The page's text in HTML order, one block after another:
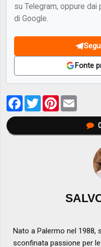
su Telegram, oppure
di Google.
Fonte
Facebook
TwitterPinterest
Nato a Palermo nel
sconfinata passione per